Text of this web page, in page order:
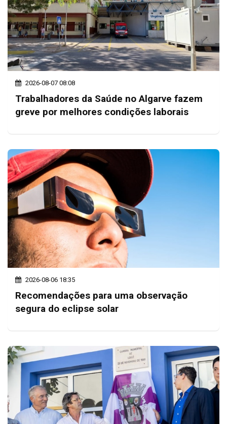
2026-08-07 08:08
Trabalhadores da Saúde no Algarve fazem
greve por melhores condições laborais
2026-08-06 18:35
Recomendações para uma observação
segura do eclipse solar